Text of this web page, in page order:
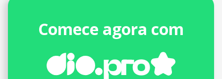
Comece agora com